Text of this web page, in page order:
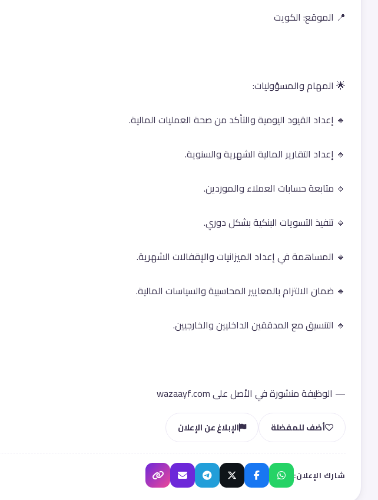
📍 الموقع: الكويت
🌟 المهام والمسؤوليات:
🔹 إعداد القيود اليومية والتأكد من صحة العمليات المالية.
🔹 إعداد التقارير المالية الشهرية والسنوية.
🔹 متابعة حسابات العملاء والموردين.
🔹 تنفيذ التسويات البنكية بشكل دوري.
🔹 المساهمة في إعداد الميزانيات والإقفالات الشهرية.
🔹 ضمان الالتزام بالمعايير المحاسبية والسياسات المالية.
🔹 التنسيق مع المدققين الداخليين والخارجيين.
— الوظيفة منشورة في الأصل على wazaayf.com
أضف للمفضلة الإبلاغ عن الإعلان
شارك الإعلان: